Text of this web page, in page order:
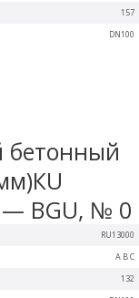
DN100
157
RU13000
132
A B C
бетонный
— BGU, № 0